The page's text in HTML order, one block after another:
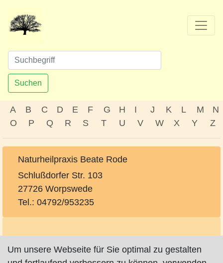
Suchen
A B C D E F G H I J K L M
N
O
P Q R S T U V W X Y Z
Naturheilpraxis Beate Rode
Schlußdorfer Str. 103
27726 Worpswede
Tel.: 04792/953235
Um unsere Webseite für Sie optimal zu gestalten